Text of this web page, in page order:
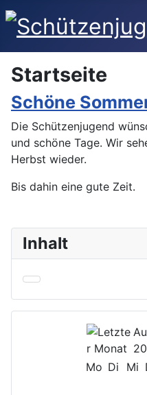
Startseite
Schöne
Die Schützenjugend
und schöne Tage. Wir
Herbst wieder.
Bis dahin eine gute Zeit.
Inhalt
Mo Di Mi